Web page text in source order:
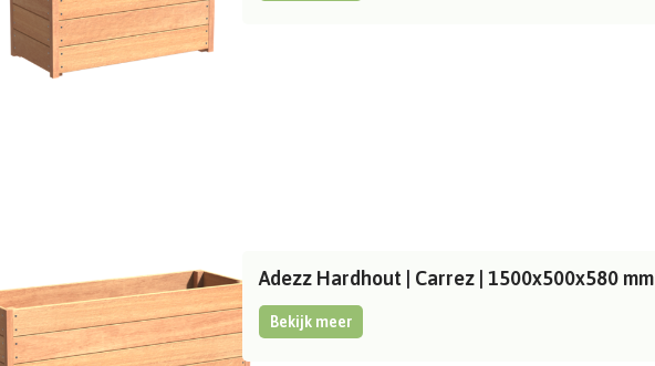
Adezz Hardhout | Carrez | 1500x500x580 mm
Bekijk meer